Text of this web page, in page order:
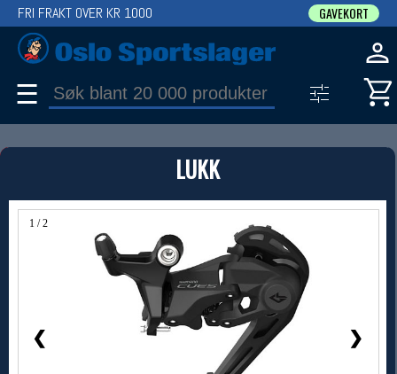
LUKK
1 / 2
❮ ❯
FRI FRAKT OVER KR 1000 GAVEKORT
☰
PRODUKT
Produkter (1)
Bruk filter til å spisse søket